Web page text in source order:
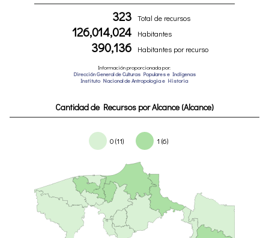
323 Total de recursos
126,014,024 Habitantes
390,136 Habitantes por recurso
Información proporcionada por:
Dirección General de Culturas Populares e Indígenas
Instituto Nacional de Antropologia e Historia
Cantidad de Recursos por Alcance (Alcance)
0 (11) 1 (6)